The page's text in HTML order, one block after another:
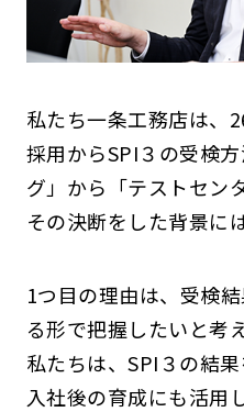
私たち一条工務店は、
採用からSPI３の受検
グ」から「テストセン
その決断をした背景に
1つ目の理由は、受検
る形で把握したいと考
私たちは、SPI３の結
入社後の育成にも活用